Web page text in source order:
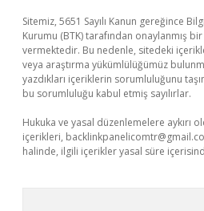
Sitemiz, 5651 Sayılı Kanun gereğince
Kurumu (BTK) tarafından onaylanmış
vermektedir. Bu nedenle, sitedeki
veya araştırma yükümlülüğümüz
yazdıkları içeriklerin sorumluluğunu
bu sorumluluğu kabul etmiş sayılırlar.
Hukuka ve yasal düzenlemelere aykırı
içerikleri,
halinde, ilgili içerikler yasal süre